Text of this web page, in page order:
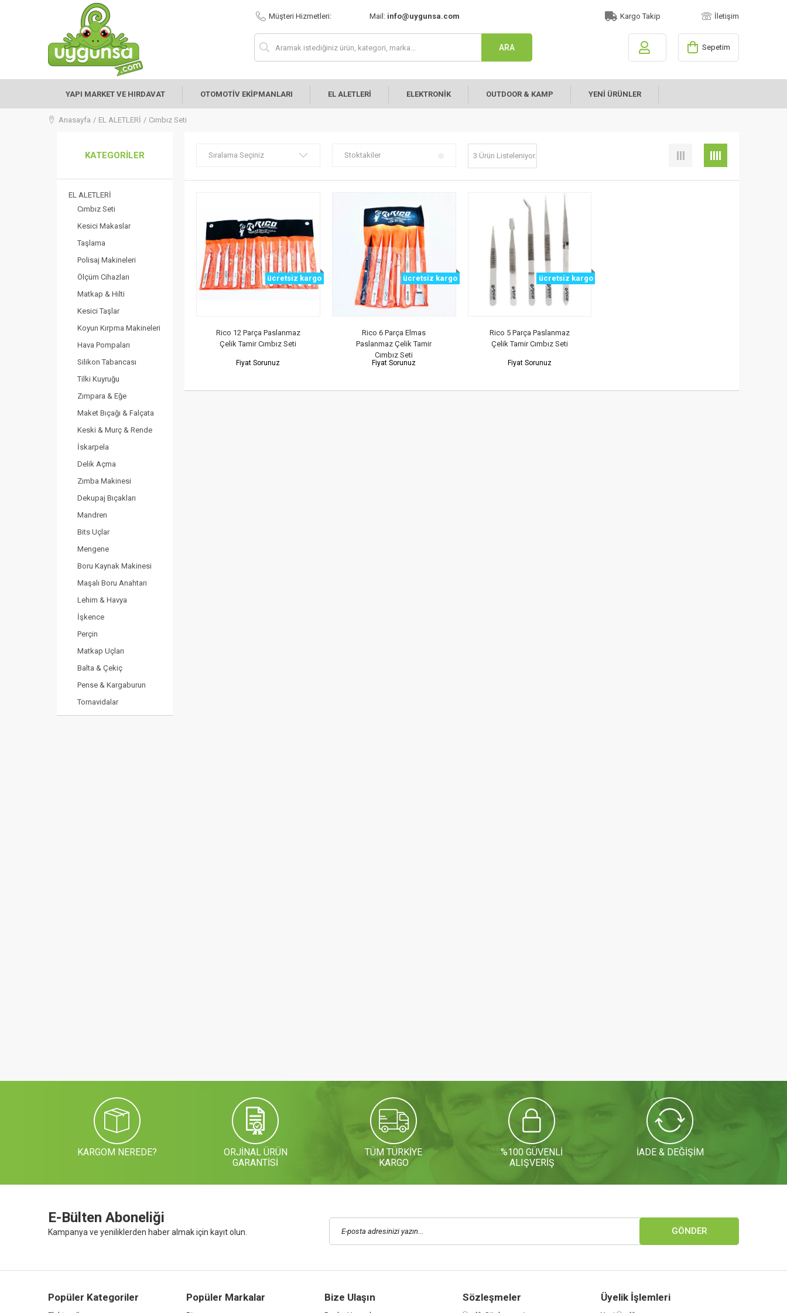
Sepetim
Müşteri Hizmetleri: Mail: info@uygunsa.com Kargo Takip İletişim
YAPI MARKET VE HIRDAVAT OTOMOTİV EKİPMANLARI EL ALETLERİ ELEKTRONİK OUTDOOR & KAMP YENİ ÜRÜNLER
Anasayfa EL ALETLERİ Cımbız Seti
KATEGORILER
EL ALETLERİ
Cımbız Seti
Kesici Makaslar
Taşlama
Polisaj Makineleri
Ölçüm Cihazları
Matkap & Hilti
Kesici Taşlar
Koyun Kırpma Makineleri
Hava Pompaları
Silikon Tabancası
Tilki Kuyruğu
Zımpara & Eğe
Maket Bıçağı & Falçata
Keski & Murç & Rende
İskarpela
Delik Açma
Zımba Makinesi
Dekupaj Bıçakları
Mandren
Bits Uçlar
Mengene
Boru Kaynak Makinesi
Maşalı Boru Anahtarı
Lehim & Havya
İşkence
Perçin
Matkap Uçları
Balta & Çekiç
Pense & Kargaburun
Tornavidalar
Sıralama Seçiniz Stoktakiler 3 Ürün
Rico 12 Parça Paslanmaz
Çelik Tamir Cımbız Seti
ücretsiz kargo
Fiyat Sorunuz
Rico 6 Parça Elmas
Paslanmaz Çelik Tamir
Cımbız Seti
ücretsiz kargo
Fiyat Sorunuz
Rico 5 Parça Paslanmaz
Çelik Tamir Cımbız Seti
ücretsiz kargo
Fiyat Sorunuz
KARGOM NEREDE?
ORJİNAL ÜRÜN
GARANTİSİ
TÜM TÜRKİYE
KARGO
%100 GÜVENLİ
ALIŞVERİŞ
İADE & DEĞİŞİM
E-Bülten Aboneliği
Kampanya ve yeniliklerden haber almak için kayıt olun. GÖNDER
Popüler Kategoriler Popüler Markalar Bize Ulaşın Sözleşmeler Üyelik İşlemleri